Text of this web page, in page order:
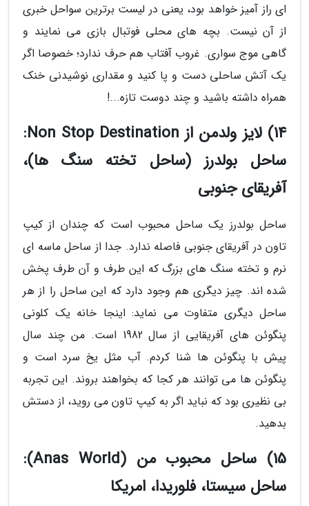
ای راز آمیز خواهد بود، یعنی در لیست برترین سواحل خبری
از آن نیست. بچه های محلی فوتبال بازی می نمایند و
گاهی موج سواری. غروب آفتاب هم حرف ندارد؛ خصوصا اگر
یک آتش ساحلی دست و پا کنید و مقداری نوشیدنی خنک
همراه داشته باشید و چند دوست تازه...!
14) لایز ولدمن از Non Stop Destination:
ساحل بولدرز (ساحل تخته سنگ ها)،
آفریقای جنوبی
ساحل بولدرز یک ساحل محبوب است که چندان از کیپ
تاون در آفریقای جنوبی فاصله ندارد. جدا از ساحل ماسه ای
نرم و تخته سنگ های بزرگ که این طرف و آن طرف پخش
شده اند. چیز دیگری هم وجود دارد که این ساحل را از هر
ساحل دیگری متفاوت می نماید: اینجا خانه یک کلونی
پنگوئن های آفریقایی از سال 1982 است. من چند سال
پیش با پنگوئن ها شنا کردم. آب مثل یخ سرد است و
پنگوئن ها می توانند هر کجا که بخواهند بروند. این تجربه
بی نظیری بود که نباید اگر به کیپ تاون می روید، از دستش
بدهید.
15) ساحل محبوب من (Anas World):
ساحل سیستا، فلوریدا، امریکا